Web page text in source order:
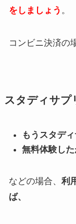
をしましょう 。
コンビニ決済の
スタディサプ
もうスタデ
無料体験し
などの場合、 利
ば、